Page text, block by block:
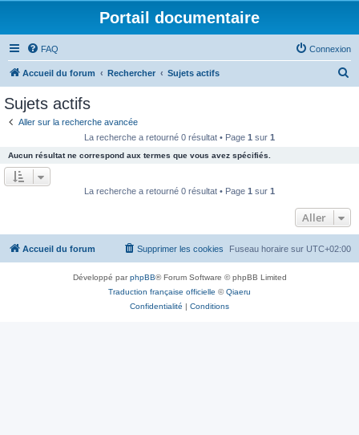
Portail documentaire
FAQ Connexion
Accueil du forum Rechercher Sujets actifs
e
r
Sujets actifs
Aller sur la recherche avancée
La recherche a retourné 0 résultat • Page 1 sur 1
Aucun résultat ne correspond aux termes que vous avez spécifiés.
La recherche a retourné 0 résultat • Page 1 sur 1
Aller
Accueil du forum Fuseau horaire sur UTC+02:00
Supprimer les cookies
Développé parphpBB® Forum Software © phpBB Limited
Traduction française officielle ©Qiaeru
Confidentialité | Conditions